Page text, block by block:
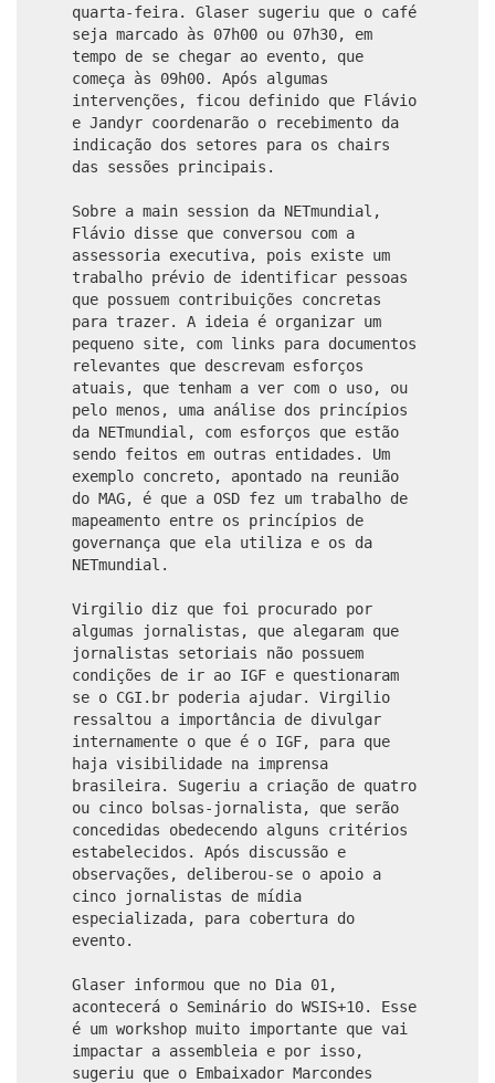
quarta-feira. Glaser sugeriu que o café
seja marcado às 07h00 ou 07h30, em
tempo de se chegar ao evento, que
começa às 09h00. Após algumas
intervenções, ficou definido que Flávio
e Jandyr coordenarão o recebimento da
indicação dos setores para os chairs
das sessões principais.
Sobre a main session da NETmundial,
Flávio disse que conversou com a
assessoria executiva, pois existe um
trabalho prévio de identificar pessoas
que possuem contribuições concretas
para trazer. A ideia é organizar um
pequeno site, com links para documentos
relevantes que descrevam esforços
atuais, que tenham a ver com o uso, ou
pelo menos, uma análise dos princípios
da NETmundial, com esforços que estão
sendo feitos em outras entidades. Um
exemplo concreto, apontado na reunião
do MAG, é que a OSD fez um trabalho de
mapeamento entre os princípios de
governança que ela utiliza e os da
NETmundial.
Virgilio diz que foi procurado por
algumas jornalistas, que alegaram que
jornalistas setoriais não possuem
condições de ir ao IGF e questionaram
se o CGI.br poderia ajudar. Virgilio
ressaltou a importância de divulgar
internamente o que é o IGF, para que
haja visibilidade na imprensa
brasileira. Sugeriu a criação de quatro
ou cinco bolsas-jornalista, que serão
concedidas obedecendo alguns critérios
estabelecidos. Após discussão e
observações, deliberou-se o apoio a
cinco jornalistas de mídia
especializada, para cobertura do
evento.
Glaser informou que no Dia 01,
acontecerá o Seminário do WSIS+10. Esse
é um workshop muito importante que vai
impactar a assembleia e por isso,
sugeriu que o Embaixador Marcondes